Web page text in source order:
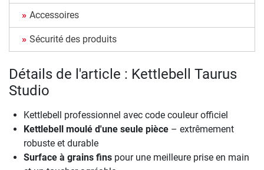
Accessoires
Sécurité des produits
Détails de l'article : Kettlebell Taurus
Studio
Kettlebell professionnel avec code couleur officiel
Kettlebell moulé d'une seule pièce – extrêmement
robuste et durable
Surface à grains fins pour une meilleure prise en main